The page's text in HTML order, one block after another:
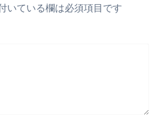
いている欄は必須項目です